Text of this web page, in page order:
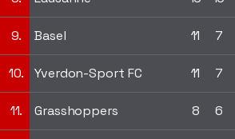
9. Basel 11 7
10. Yverdon-Sport FC 11 7
11. Grasshoppers 8 6